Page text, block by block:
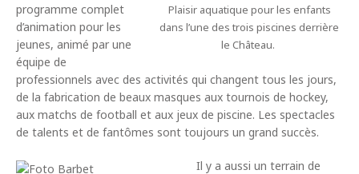
Plaisir aquatique pour les enfants
dans l’une des trois piscines derrière
le Château.
programme complet
d’animation pour les
jeunes, animé par une
équipe de
professionnels avec des activités qui changent tous les jours,
de la fabrication de beaux masques aux tournois de hockey,
aux matchs de football et aux jeux de piscine. Les spectacles
de talents et de fantômes sont toujours un grand succès.
Il y a aussi un terrain de